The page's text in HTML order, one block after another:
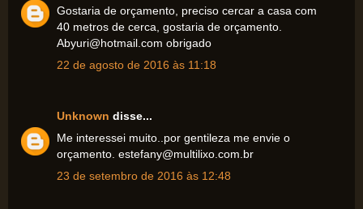
Gostaria de orçamento, preciso cercar a casa com
40 metros de cerca, gostaria de orçamento.
Abyuri@hotmail.com obrigado
22 de agosto de 2016 às 11:18
Unknown disse...
Me interessei muito..por gentileza me envie o
orçamento. estefany@multilixo.com.br
23 de setembro de 2016 às 12:48